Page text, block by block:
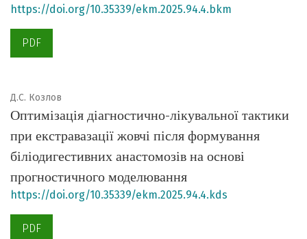
as.shevchenko@knmu.edu.ua
DOI:10.35339/ekm
https://doi.org/10.35339/ekm.2025.94.4.bkm
PDF
Д.С. Козлов
Оптимізація діагностично-лікувальної тактики
при екстравазації жовчі після формування
біліодигестивних анастомозів на основі
прогностичного моделювання
https://doi.org/10.35339/ekm.2025.94.4.kds
PDF